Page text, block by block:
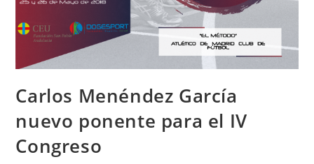
Carlos Menéndez García
nuevo ponente para el IV
Congreso